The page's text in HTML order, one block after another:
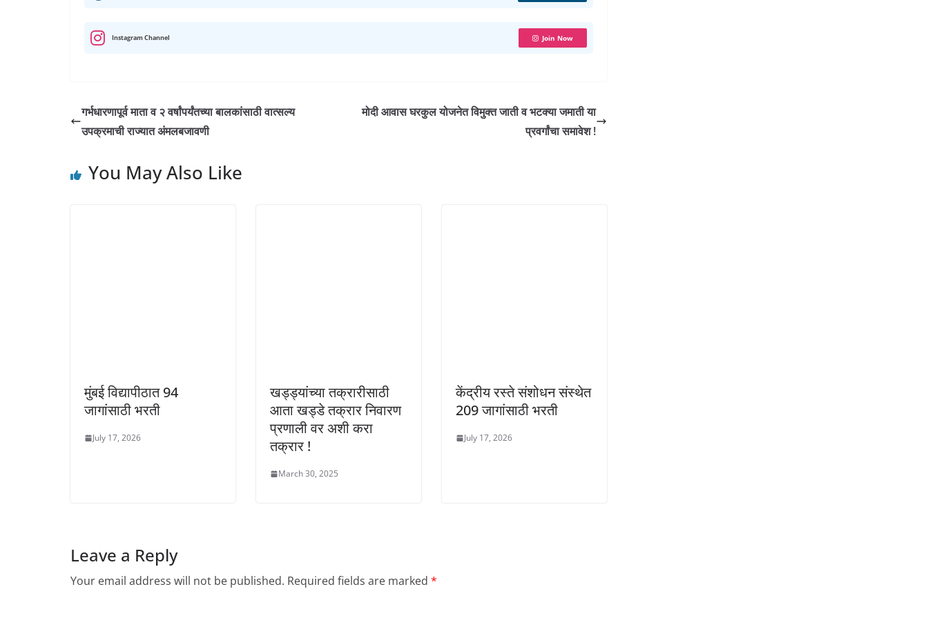
s
A
p
o r
Instagram Channel Join Now
गर्भधारणापूर्व माता व २ वर्षांपर्यंतच्या बालकांसाठी वात्सल्य
उपक्रमाची राज्यात अंमलबजावणी
मोदी आवास घरकुल योजनेत विमुक्त जाती व भटक्या जमाती या
प्रवर्गांचा समावेश !
You May Also Like
मुंबई विद्यापीठात 94
जागांसाठी भरती
July 17, 2026
खड्ड्यांच्या तक्रारीसाठी
आता खड्डे तक्रार निवारण
प्रणाली वर अशी करा
तक्रार !
March 30, 2025
केंद्रीय रस्ते संशोधन संस्थेत
209 जागांसाठी भरती
July 17, 2026
Leave a Reply
Your email address will not be published. Required fields are marked *